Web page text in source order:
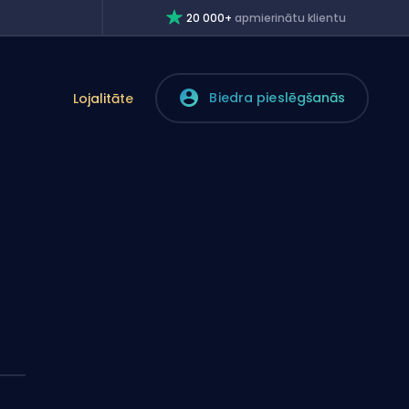
20 000+apmierinātu klientu
Lojalitāte Biedra pieslēgšanās